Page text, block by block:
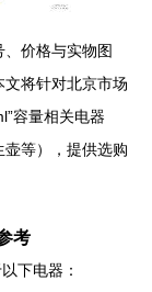
价格与实物图
将针对北京市场
容量相关电器
壶等），提供选购
考
下电器：